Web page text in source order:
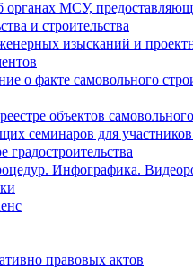
МСУ,
и строительства
изысканий и
о факте самовольного
объектов
семинаров для участников
градостроительства
Инфографика.
правовых актов